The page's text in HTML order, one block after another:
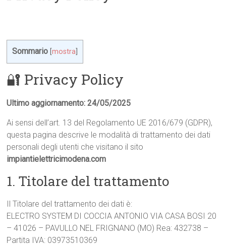
Sommario [mostra
🔐 Privacy Policy
Ultimo aggiornamento: 24/05/2025
Ai sensi dell’art. 13 del Regolamento UE 2016/679 (GDPR),
questa pagina descrive le modalità di trattamento dei dati
personali degli utenti che visitano il sito
impiantielettricimodena.com
1. Titolare del trattamento
Il Titolare del trattamento dei dati è:
ELECTRO SYSTEM DI COCCIA ANTONIO VIA CASA BOSI 20
– 41026 – PAVULLO NEL FRIGNANO (MO) Rea: 432738 –
Partita IVA: 03973510369